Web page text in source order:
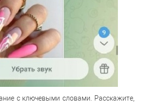
с ключевыми словами. Расскажите,